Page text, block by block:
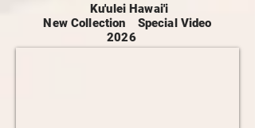
Ku'ulei Hawai'i
New Collection Special Video
2026